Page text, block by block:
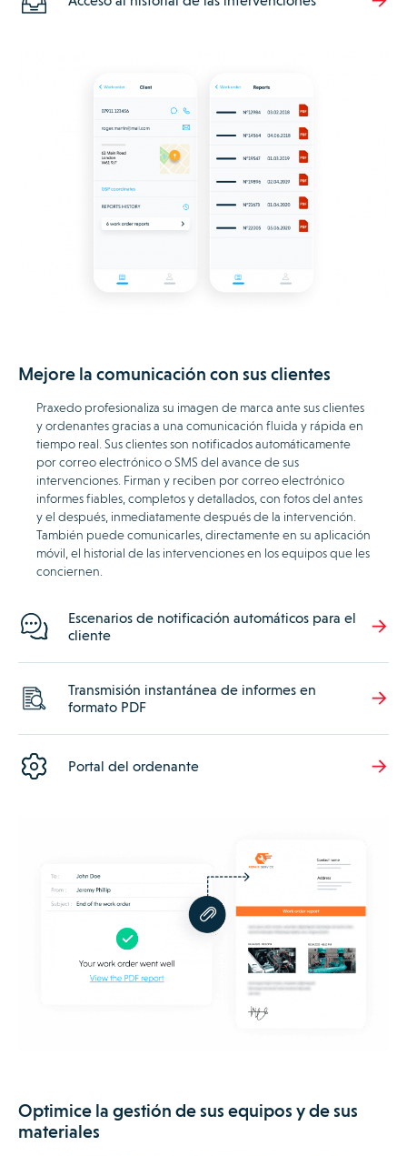
Mejore la comunicación con sus clientes
Praxedo profesionaliza su imagen de marca ante sus clientes
y ordenantes gracias a una comunicación fluida y rápida en
tiempo real. Sus clientes son notificados automáticamente
por correo electrónico o SMS del avance de sus
intervenciones. Firman y reciben por correo electrónico
informes fiables, completos y detallados, con fotos del antes
y el después, inmediatamente después de la intervención.
También puede comunicarles, directamente en su aplicación
móvil, el historial de las intervenciones en los equipos que les
conciernen.
Escenarios de notificación automáticos para el
cliente
Transmisión instantánea de informes en
formato PDF
Portal del ordenante
Optimice la gestión de sus equipos y de sus
materiales